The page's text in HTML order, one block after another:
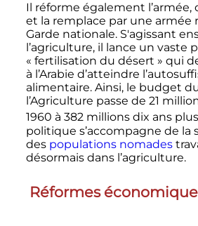
Il réforme également l’armée,
et la remplace par une armée
Garde nationale. S'agissant
l’agriculture, il lance un vaste
« fertilisation du désert » qui
à l’Arabie d’atteindre
alimentaire. Ainsi, le budget
l’Agriculture passe de 21
1960 à 382 millionsdix ans
politique s’accompagne de la
des populations nomades
désormais dans l’agriculture.
Réformes